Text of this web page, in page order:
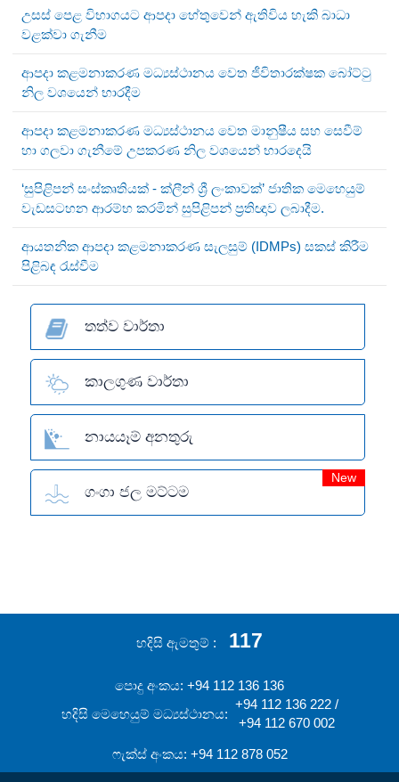
උසස් පෙළ විභාගයට ආපදා හේතුවෙන් ඇතිවිය හැකි බාධා
වළක්වා ගැනීම
ආපදා කළමනාකරණ මධ්‍යස්ථානය වෙත ජීවිතාරක්ෂක බෝට්ටු
නිල වශයෙන් භාරදීම
ආපදා කළමනාකරණ මධ්‍යස්ථානය වෙත මානුෂීය සහ සෙවීම්
හා ගලවා ගැනීමේ උපකරණ නිල වශයෙන් භාරදෙයි
‘සුපිළිපන් සංස්කෘතියක් - ක්ලීන් ශ්‍රී ලංකාවක්’ ජාතික මෙහෙයුම්
වැඩසටහන ආරම්භ කරමින් සුපිළිපන් ප්‍රතිඥාව ලබාදීම.
ආයතනික ආපදා කළමනාකරණ සැලසුම් (IDMPs) සකස් කිරීම
පිළිබඳ රැස්වීම
තත්ව වාර්තා
කාලගුණ වාර්තා
නායයෑම් අනතුරු
ගංගා ජල මට්ටම
New
හදිසි ඇමතුම් 117
පොදු අංකය: +94 112 136 136
හදිසි මෙහෙයුම් මධ්‍යස්ථානය:
+94 112 136 222 /
+94 112 670 002
ෆැක්ස් අංකය: +94 112 878 052